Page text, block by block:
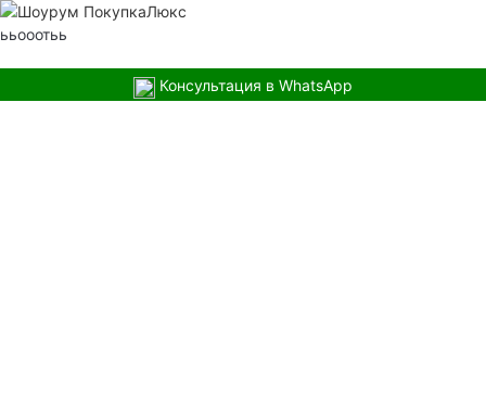
ььооотьь
Консультация в WhatsApp